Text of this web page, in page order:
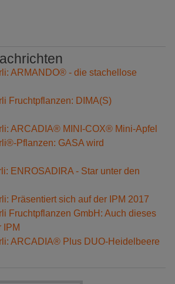
ARMANDO® - die stachellose
Fruchtpflanzen: DIMA(S)
ARCADIA® MINI-COX® Mini-Apfel
Pflanzen: GASA wird
ENROSADIRA - Star unter den
Präsentiert sich auf der IPM 2017
Fruchtpflanzen GmbH: Auch dieses
IPM
ARCADIA® Plus DUO-Heidelbeere